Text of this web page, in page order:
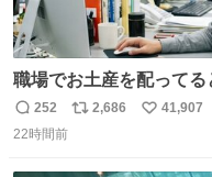
職場でお土産を配って
的な演技が毎回シンドい
返
信
252
リ
2,686
い
41,907
22時間前